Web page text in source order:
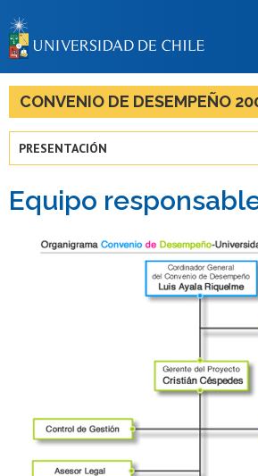
BIBLIOTECAS
LA UNIVERSIDAD
Estudiantes
Académicas/os
Funcionarias/os
Egresadas/os
CONVENIO DE DESEMPEÑO
PRESENTACIÓN
Equipo